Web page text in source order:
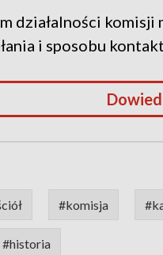
działalności
i sposobu
#komisja
#historia